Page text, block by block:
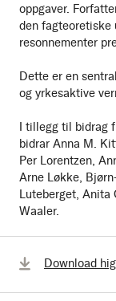
oppgaver.
den fagteoretiske
resonnementer
Dette er en
og yrkesaktive
I tillegg til bidrag
bidrar Anna M.
Per Lorentzen,
Arne Løkke,
Luteberget, Anita
Waaler.
Download